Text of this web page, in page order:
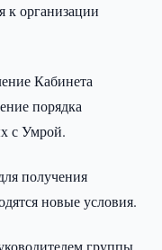
к организации
Кабинета
порядка
с Умрой.
получения
новые условия.
группы